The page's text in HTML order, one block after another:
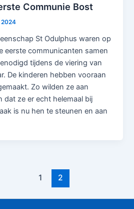
Communie Bost
St Odulphus waren op
eerste communicanten samen
tijdens de viering van
De kinderen hebben vooraan
Zo wilden ze aan
dat ze er echt helemaal bij
is nu hen te steunen en aan
1 2